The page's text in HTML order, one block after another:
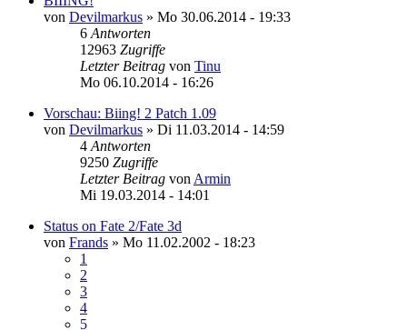
von Devilmarkus » Mo 30.06.2014 - 19:33
6 Antworten
12963 Zugriffe
Letzter Beitrag von Tinu
Mo 06.10.2014 - 16:26
Vorschau: Biing! 2 Patch 1.09
von Devilmarkus » Di 11.03.2014 - 14:59
4 Antworten
9250 Zugriffe
Letzter Beitrag von Armin
Mi 19.03.2014 - 14:01
Status on Fate 2/Fate 3d
von Frands » Mo 11.02.2002 - 18:23
1
2
3
4
5